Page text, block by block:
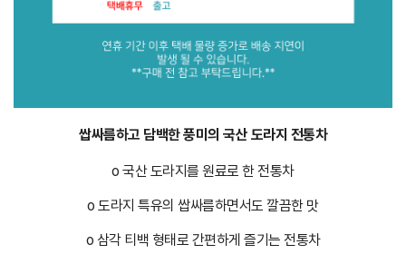
쌉싸름하고 담백한 풍미의 국산 도라지 전통차
o 국산 도라지를 원료로 한 전통차
o 도라지 특유의 쌉싸름하면서도 깔끔한 맛
o 삼각 티백 형태로 간편하게 즐기는 전통차